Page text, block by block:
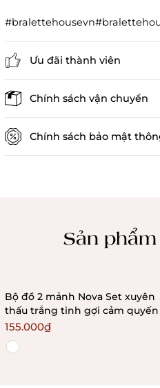
Ưu đãi thành viên
Chính sách vận chuyển
Chính sách bảo mật
Sản
Bộ đồ 2 mảnh Nova Set xuyên
thấu trắng tinh gợi cảm
đơn giản Bralettehousevn
155.000₫